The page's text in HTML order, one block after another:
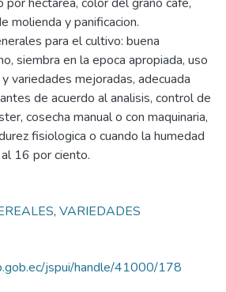
molienda y panificacion.
para el cultivo: buena
siembra en la epoca apropiada, uso
variedades mejoradas, adecuada
de acuerdo al analisis, control de
cosecha manual o con maquinaria,
fisiologica o cuando la humedad
16 por ciento.
, VARIEDADES
jspui/handle/41000/178